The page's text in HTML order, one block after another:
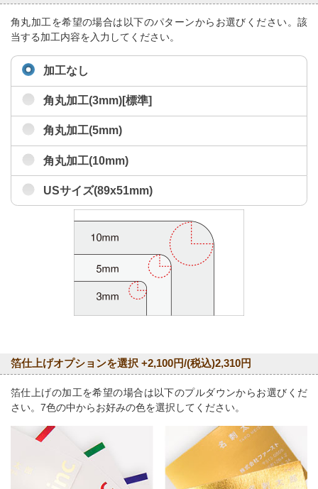
角丸加工を希望の場合は以下のパターンからお選びください。該
当する加工内容を入力してください。
加工なし
角丸加工(3mm)[標準]
角丸加工(5mm)
角丸加工(10mm)
USサイズ(89x51mm)
箔仕上げオプションを選択 +2,100円/(税込)2,310円
箔仕上げの加工を希望の場合は以下のプルダウンからお選びくだ
さい。7色の中からお好みの色を選択してください。